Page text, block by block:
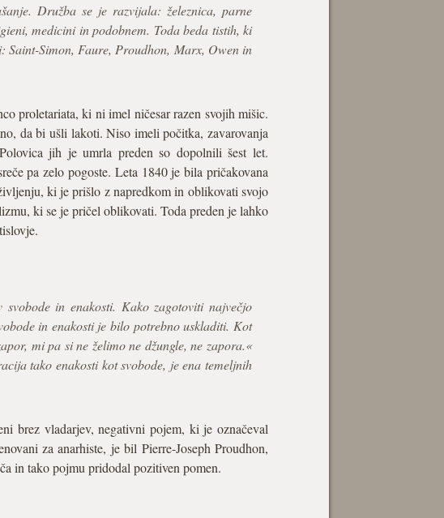
Družba se je razvijala: železnica, parne
medicini in podobnem. Toda beda tistih, ki
Simon, Faure, Proudhon, Marx, Owen in
proletariata, ki ni imel ničesar razen svojih mišic.
da bi ušli lakoti. Niso imeli počitka, zavarovanja
jih je umrla preden so dopolnili šest let.
pa zelo pogoste. Leta 1840 je bila pričakovana
ki je prišlo z napredkom in oblikovati svojo
ki se je pričel oblikovati. Toda preden je lahko
in enakosti. Kako zagotoviti največjo
in enakosti je bilo potrebno uskladiti. Kot
mi pa si ne želimo ne džungle, ne zapora.«
tako enakosti kot svobode, je ena temeljnih
brez vladarjev, negativni pojem, ki je označeval
za anarhiste, je bil Pierre-Joseph Proudhon,
in tako pojmu pridodal pozitiven pomen.